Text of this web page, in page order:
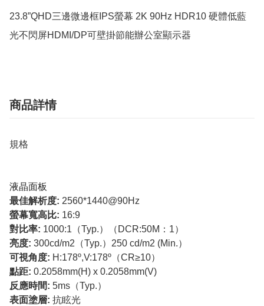
23.8”QHD三邊微邊框IPS螢幕 2K 90Hz HDR10 硬體低藍
光不閃屏HDMI/DP可壁掛節能辦公室顯示器
商品詳情
規格
液晶面板
最佳解析度: 2560*1440@90Hz
螢幕寬高比: 16:9
對比率: 1000:1（Typ.）（DCR:50M：1）
亮度: 300cd/m2（Typ.）250 cd/m2 (Min.）
可視角度: H:178º,V:178º（CR≥10）
點距: 0.2058mm(H) x 0.2058mm(V)
反應時間: 5ms（Typ.）
表面塗層: 抗眩光